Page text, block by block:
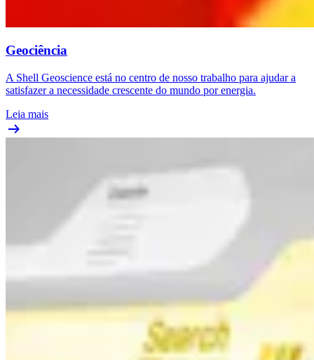
Geociência
A Shell Geoscience está no centro de nosso trabalho para ajudar a
satisfazer a necessidade crescente do mundo por energia.
Leia mais